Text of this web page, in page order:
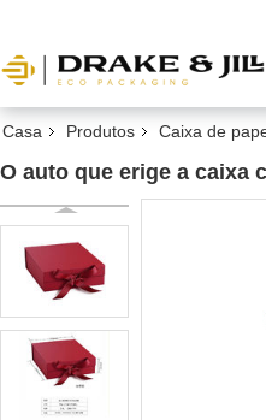
Casa Produtos Caixa de
O auto que erige a caixa